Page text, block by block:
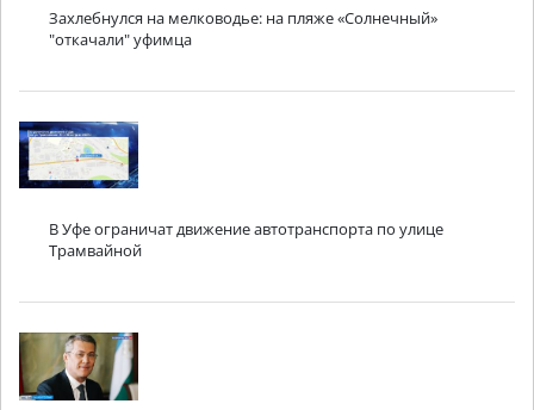
Захлебнулся на мелководье: на пляже «Солнечный»
"откачали" уфимца
В Уфе ограничат движение автотранспорта по улице
Трамвайной